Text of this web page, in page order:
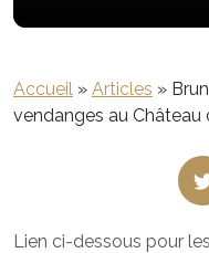
Accueil » Articles »
vendanges au Château
Lien ci-dessous pour